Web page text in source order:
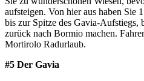
aufsteigen. Von hier aus haben Sie
bis zur Spitze des Gavia-Aufstiegs,
zurück nach Bormio machen.
Mortirolo Radurlaub.
#5 Der Gavia